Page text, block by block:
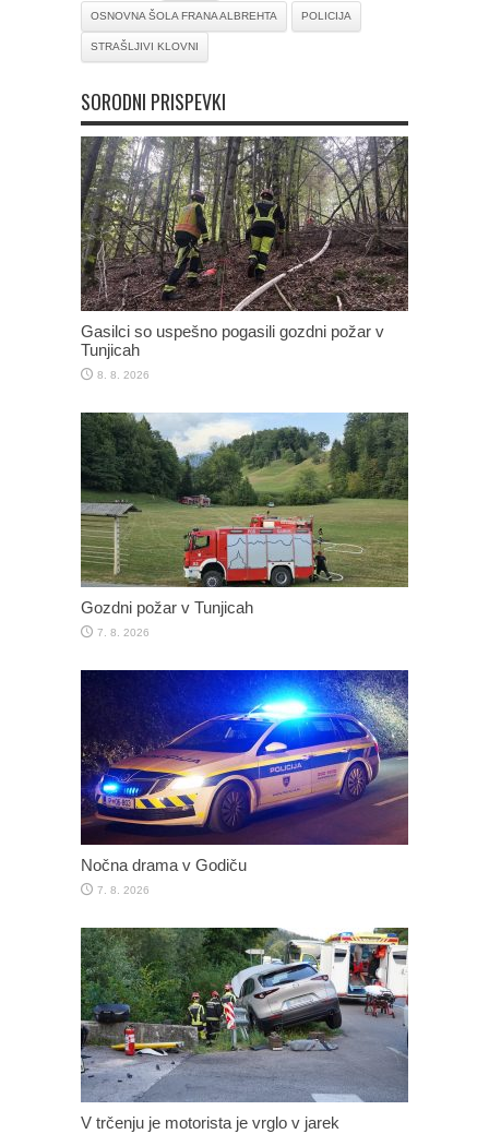
OSNOVNA ŠOLA FRANA ALBREHTA POLICIJA
STRAŠLJIVI KLOVNI
SORODNI PRISPEVKI
Gasilci so uspešno pogasili gozdni požar v
Tunjicah
8. 8. 2026
Gozdni požar v Tunjicah
7. 8. 2026
Nočna drama v Godiču
7. 8. 2026
V trčenju je motorista je vrglo v jarek